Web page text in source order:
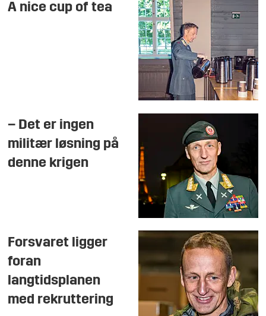
A nice cup of tea
– Det er ingen
militær løsning på
denne krigen
Forsvaret ligger
foran
langtidsplanen
med rekruttering